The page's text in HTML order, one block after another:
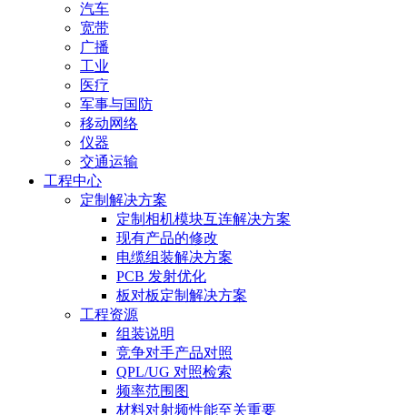
汽车
宽带
广播
工业
医疗
军事与国防
移动网络
仪器
交通运输
工程中心
定制解决方案
定制相机模块互连解决方案
现有产品的修改
电缆组装解决方案
PCB 发射优化
板对板定制解决方案
工程资源
组装说明
竞争对手产品对照
QPL/UG 对照检索
频率范围图
材料对射频性能至关重要